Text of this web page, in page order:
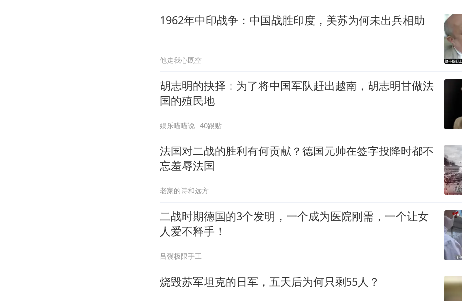
1962年中印战争：中国战胜印度，美苏为何未出兵相助
他走我心既空
胡志明的抉择：为了将中国军队赶出越南，胡志明甘做法
国的殖民地
娱乐喵喵说 40跟贴
法国对二战的胜利有何贡献？德国元帅在签字投降时都不
忘羞辱法国
老家的诗和远方
二战时期德国的3个发明，一个成为医院刚需，一个让女
人爱不释手！
吕彏极限手工
烧毁苏军坦克的日军，五天后为何只剩55人？